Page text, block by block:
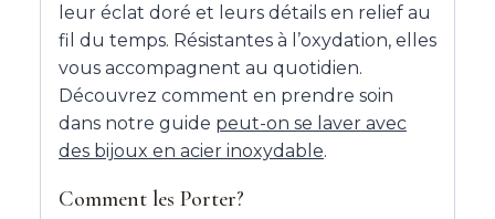
leur éclat doré et leurs détails en relief au
fil du temps. Résistantes à l’oxydation, elles
vous accompagnent au quotidien.
Découvrez comment en prendre soin
dans notre guide peut-on se laver avec
des bijoux en acier inoxydable.
Comment les Porter?